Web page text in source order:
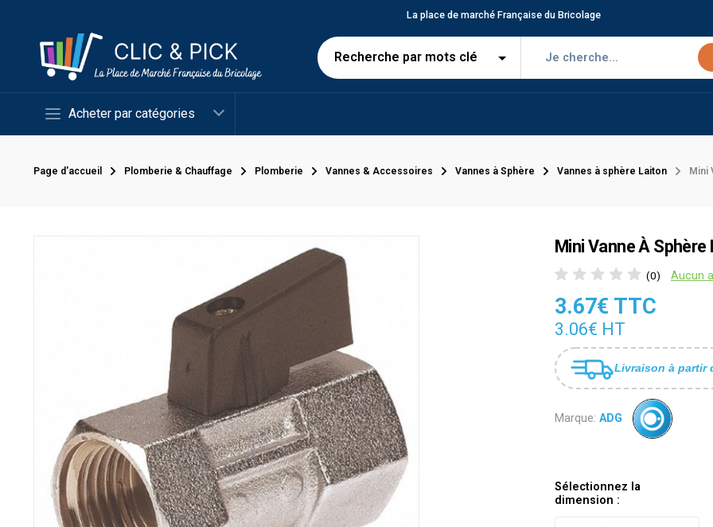
La place de marché Française du Bricolage
Acheter par catégories
Page d'accueil Plomberie & Chauffage Plomberie Vannes & Accessoires Vannes à Sphère Vannes à sphère Laiton Mini
Mini Vanne À
(0) Aucun
3.67€ TTC
3.06€ HT
Livraison à partir
Marque: ADG
Sélectionnez la
dimension :